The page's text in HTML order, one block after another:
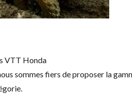
VTT Honda
sommes fiers de proposer la